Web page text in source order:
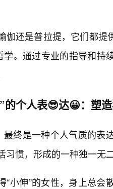
伽还是普拉提，它们都
学。通过专业的指导和
的个人表😎达😀：塑
最终是一种个人气质的
习惯，形成的一种独一无
“小伸”的女性，身上总